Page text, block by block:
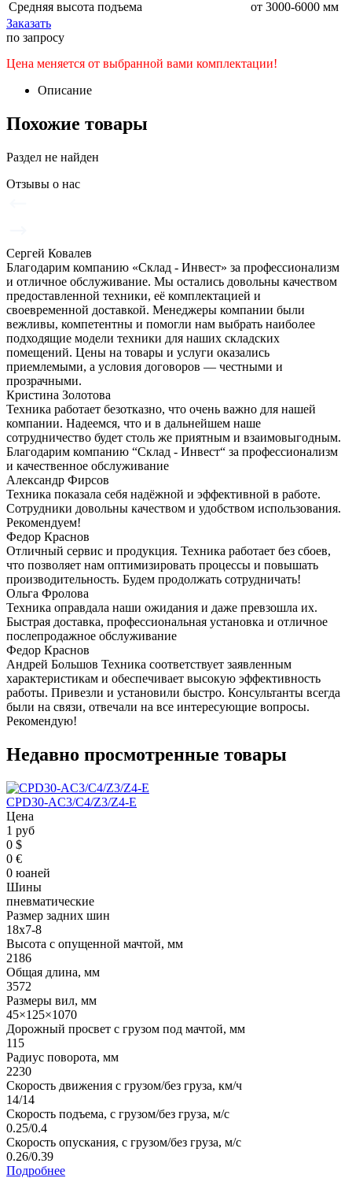
Средняя высота подъема
от 3000-6000 мм
Заказать
по запросу
Цена меняется от выбранной вами комплектации!
Описание
Похожие товары
Раздел не найден
Отзывы о нас
Сергей Ковалев
Благодарим компанию «Склад - Инвест» за профессионализм
и отличное обслуживание. Мы остались довольны качеством
предоставленной техники, её комплектацией и
своевременной доставкой. Менеджеры компании были
вежливы, компетентны и помогли нам выбрать наиболее
подходящие модели техники для наших складских
помещений. Цены на товары и услуги оказались
приемлемыми, а условия договоров — честными и
прозрачными.
Кристина Золотова
Техника работает безотказно, что очень важно для нашей
компании. Надеемся, что и в дальнейшем наше
сотрудничество будет столь же приятным и взаимовыгодным.
Благодарим компанию “Склад - Инвест“ за профессионализм
и качественное обслуживание
Александр Фирсов
Техника показала себя надёжной и эффективной в работе.
Сотрудники довольны качеством и удобством использования.
Рекомендуем!
Федор Краснов
Отличный сервис и продукция. Техника работает без сбоев,
что позволяет нам оптимизировать процессы и повышать
производительность. Будем продолжать сотрудничать!
Ольга Фролова
Техника оправдала наши ожидания и даже превзошла их.
Быстрая доставка, профессиональная установка и отличное
послепродажное обслуживание
Федор Краснов
Андрей Большов Техника соответствует заявленным
характеристикам и обеспечивает высокую эффективность
работы. Привезли и установили быстро. Консультанты всегда
были на связи, отвечали на все интересующие вопросы.
Рекомендую!
Недавно просмотренные товары
CPD30-AC3/C4/Z3/Z4-E
Цена
1 руб
0 $
0 €
0 юаней
Шины
пневматические
Размер задних шин
18х7-8
Высота с опущенной мачтой, мм
2186
Общая длина, мм
3572
Размеры вил, мм
45×125×1070
Дорожный просвет с грузом под мачтой, мм
115
Радиус поворота, мм
2230
Скорость движения с грузом/без груза, км/ч
14/14
Скорость подъема, с грузом/без груза, м/с
0.25/0.4
Скорость опускания, с грузом/без груза, м/с
0.26/0.39
Подробнее